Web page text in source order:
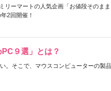
リーマートの人気企画「お値段そのまま
2回開催！
９選」とは？
。そこで、マウスコンピューターの製